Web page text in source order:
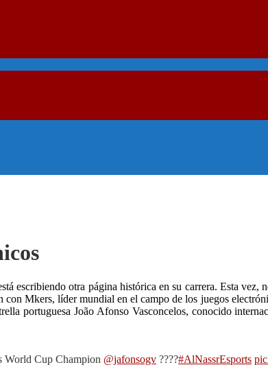
otra página histórica en su carrera. Esta vez,
Mkers, líder mundial en el campo de los juegos
portuguesa João Afonso Vasconcelos, conocido
World Cup Champion @jafonsogv ????#AlNassrEsports